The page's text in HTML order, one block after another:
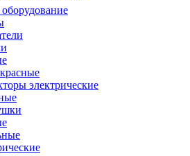
электрические